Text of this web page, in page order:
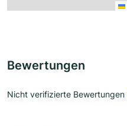
Bewertungen
Nicht verifizierte Bewertungen